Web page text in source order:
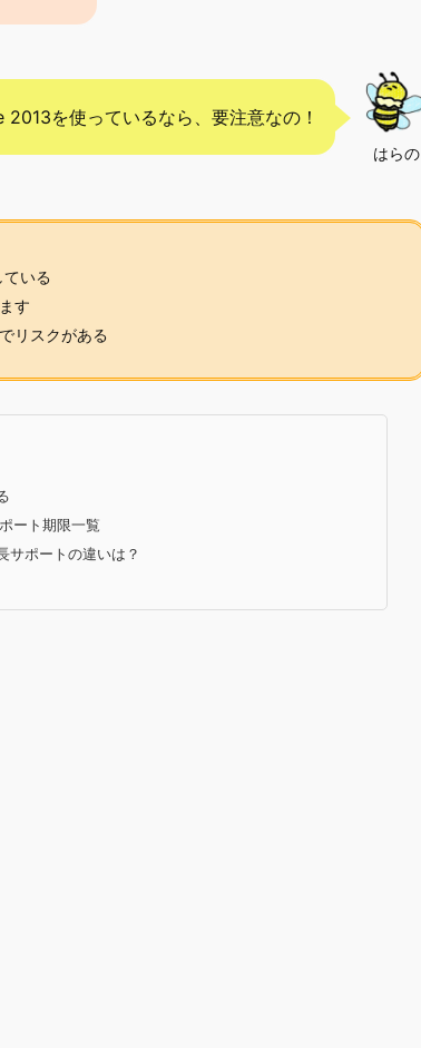
はらの
2013を使っているなら、要注意なの！
いる
す
リスクがある
ート期限一覧
サポートの違いは？